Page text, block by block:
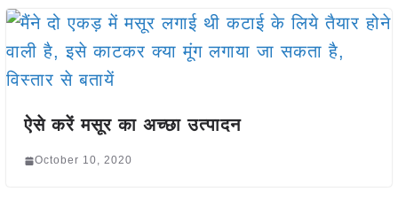
ऐसे करें मसूर का अच्छा उत्पादन
October 10, 2020